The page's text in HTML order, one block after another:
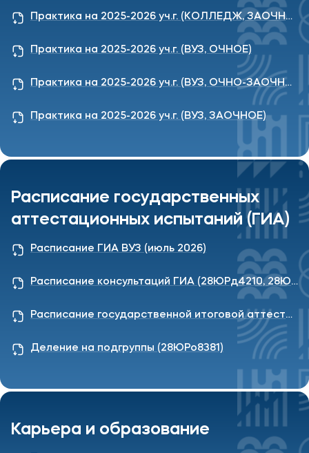
Практика на 2025-2026 уч.г. (КОЛЛЕДЖ, ЗАОЧНОЕ)
Практика на 2025-2026 уч.г. (ВУЗ, ОЧНОЕ)
Практика на 2025-2026 уч.г. (ВУЗ, ОЧНО-ЗАОЧНОЕ)
Практика на 2025-2026 уч.г. (ВУЗ, ЗАОЧНОЕ)
Расписание государственных
аттестационных испытаний (ГИА)
Расписание ГИА ВУЗ (июль 2026)
Расписание консультаций ГИА (28ЮРд4210, 28ЮРв4110, 28ЮРз4610ГИА)
Расписание государственной итоговой аттестации КОЛЛЕДЖ (июнь 2026)
Деление на подгруппы (28ЮРо8381)
Карьера и образование